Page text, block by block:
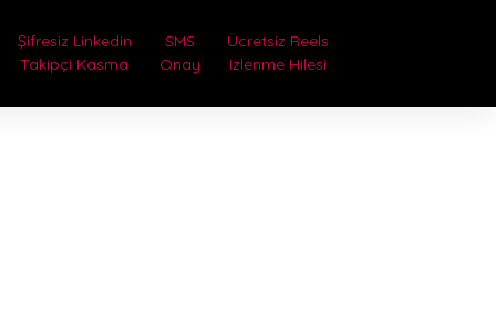
Şifresiz Linkedin
Takipçi Kasma
SMS
Onay
Ücretsiz Reels
Izlenme Hilesi